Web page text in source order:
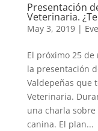
Presentación
Veterinaria.
May 3, 2019|
El próximo 25 de
la presentación
Valdepeñas que
Veterinaria.
una charla
canina. El plan...